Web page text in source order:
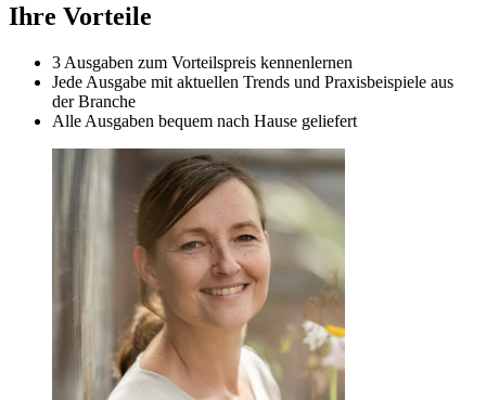
Ihre Vorteile
3 Ausgaben zum Vorteilspreis kennenlernen
Jede Ausgabe mit aktuellen Trends und Praxisbeispiele aus
der Branche
Alle Ausgaben bequem nach Hause geliefert